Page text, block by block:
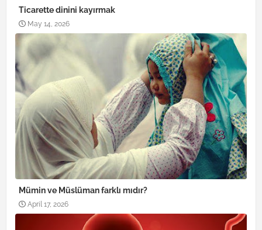
Ticarette dinini kayırmak
May 14, 2026
Mümin ve Müslüman farklı mıdır?
April 17, 2026